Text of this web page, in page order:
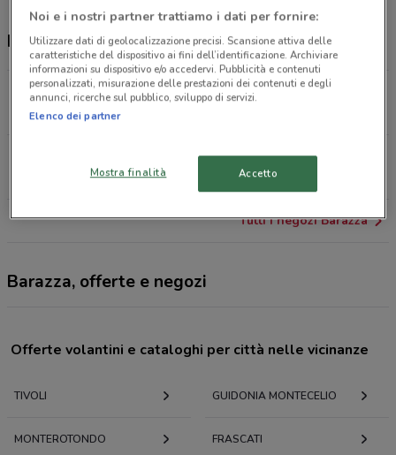
Negozi Barazza a Tivoli
VIA SALARIA, 219/M Monterotondo
18.7 km
Via dei Prati Fiscali 170/164 Roma
20.6 km
Tutti i negozi Barazza
Barazza, offerte e negozi
Offerte volantini e cataloghi per città nelle vicinanze
TIVOLI GUIDONIA MONTECELIO
MONTEROTONDO FRASCATI
Noi e i nostri partner trattiamo i dati per fornire:
Utilizzare dati di geolocalizzazione precisi. Scansione attiva delle
caratteristiche del dispositivo ai fini dell’identificazione. Archiviare
informazioni su dispositivo e/o accedervi. Pubblicità e contenuti
personalizzati, misurazione delle prestazioni dei contenuti e degli
annunci, ricerche sul pubblico, sviluppo di servizi.
Elenco dei partner
Mostra finalità Accetto